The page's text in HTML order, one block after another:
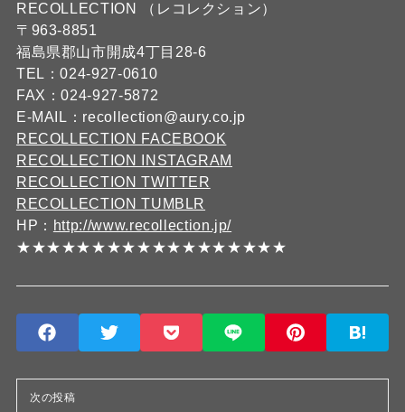
RECOLLECTION （レコレクション）
〒963-8851
福島県郡山市開成4丁目28-6
TEL：024-927-0610
FAX：024-927-5872
E-MAIL：recollection@aury.co.jp
RECOLLECTION FACEBOOK
RECOLLECTION INSTAGRAM
RECOLLECTION TWITTER
RECOLLECTION TUMBLR
HP： http://www.recollection.jp/
★★★★★★★★★★★★★★★★★★
次の投稿